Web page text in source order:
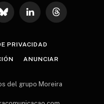
Bluesky LinkedInThreads
PRIVACIDAD
ANUNCIAR
del grupo Moreira